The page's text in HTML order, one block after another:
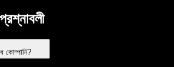
কোম্পানি?